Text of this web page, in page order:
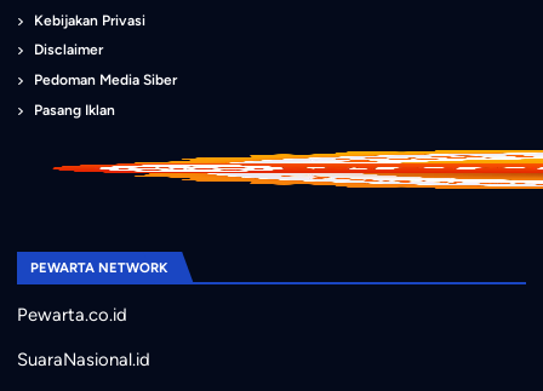
Kebijakan Privasi
Disclaimer
Pedoman Media Siber
Pasang Iklan
PEWARTA NETWORK
Pewarta.co.id
SuaraNasional.id